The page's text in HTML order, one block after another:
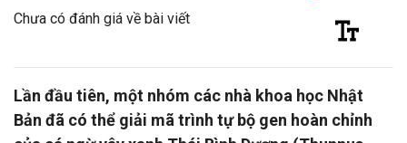
Chưa có đánh giá về bài viết
Lần đầu tiên, một nhóm các nhà khoa học Nhật
Bản đã có thể giải mã trình tự bộ gen hoàn chỉnh